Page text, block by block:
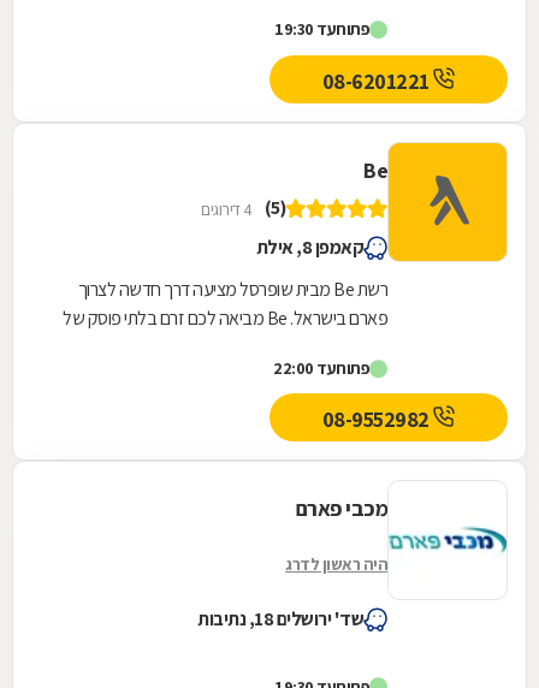
גאים לתת...
פתוחעד 19:30
08-6201221
Be
(5) 4 דירוגים
קאמפן 8, אילת
רשת Be מבית שופרסל מציעה דרך חדשה לצרוך
פארם בישראל. Be מביאה לכם זרם בלתי פוסק של
ובחו"ל, כזה...
פתוחעד 22:00
08-9552982
מכבי פארם
היה ראשון לדרג
שד' ירושלים 18, נתיבות